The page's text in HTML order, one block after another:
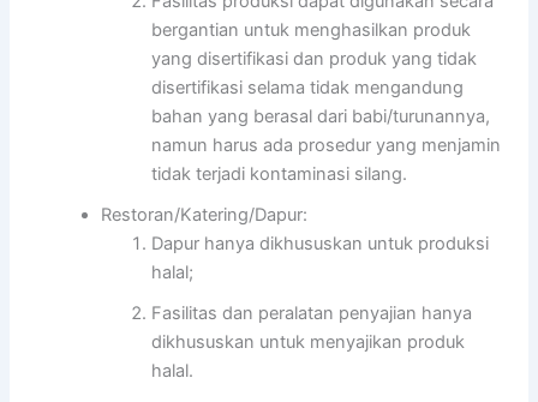
bergantian untuk menghasilkan produk
yang disertifikasi dan produk yang tidak
disertifikasi selama tidak mengandung
bahan yang berasal dari babi/turunannya,
namun harus ada prosedur yang menjamin
tidak terjadi kontaminasi silang.
Restoran/Katering/Dapur:
Dapur hanya dikhususkan untuk produksi
halal;
Fasilitas dan peralatan penyajian hanya
dikhususkan untuk menyajikan produk
halal.